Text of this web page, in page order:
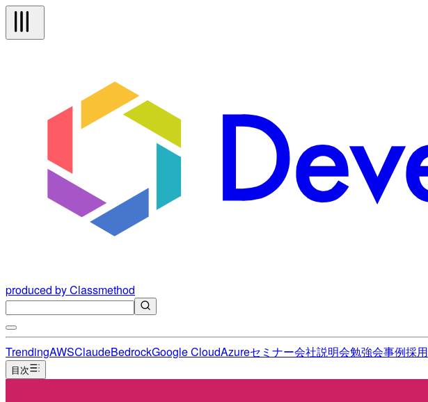
produced by Classmethod
TrendingAWSClaudeBedrockGoogle CloudAzureセミナー会社説明会勉強会事例採用
目次